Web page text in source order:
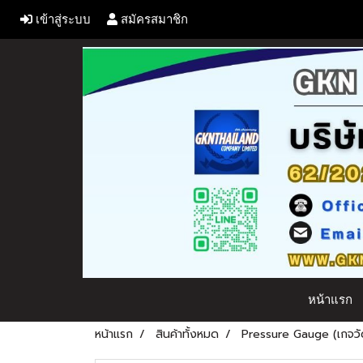
เข้าสู่ระบบ สมัครสมาชิก
หน้าแรก
หน้าแรก สินค้าทั้งหมด Pressure Gauge (เกจ